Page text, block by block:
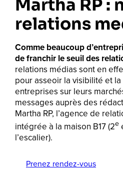
Martha RP :
relations
Comme beaucoup
de franchir le seuil des
relations médias sont en
pour asseoir la visibilité et
entreprises sur leurs
messages auprès des
Martha RP, l’agence de
intégrée à la maison B17 (2e
l’escalier).
Prenez rendez-vous